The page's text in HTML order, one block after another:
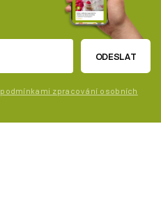
ODESLAT
podmínkami zpracování osobních